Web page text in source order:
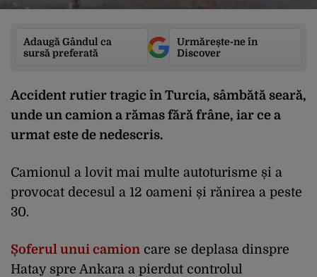
Adaugă Gândul ca
sursă preferată
Urmărește-ne în
Discover
Accident rutier tragic în Turcia, sâmbătă seară,
unde un camion a rămas fără frâne, iar ce a
urmat este de nedescris.
Camionul a lovit mai multe autoturisme și a
provocat decesul a 12 oameni și rănirea a peste
30.
Șoferul unui camion care se deplasa dinspre
Hatay spre Ankara a pierdut controlul